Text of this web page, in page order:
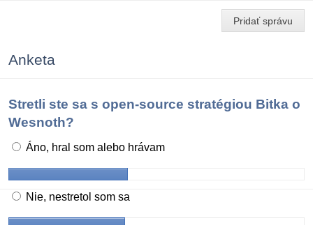
Pridať správu
Anketa
Stretli ste sa s open-source stratégiou Bitka o
Wesnoth?
Áno, hral som alebo hrávam
Nie, nestretol som sa